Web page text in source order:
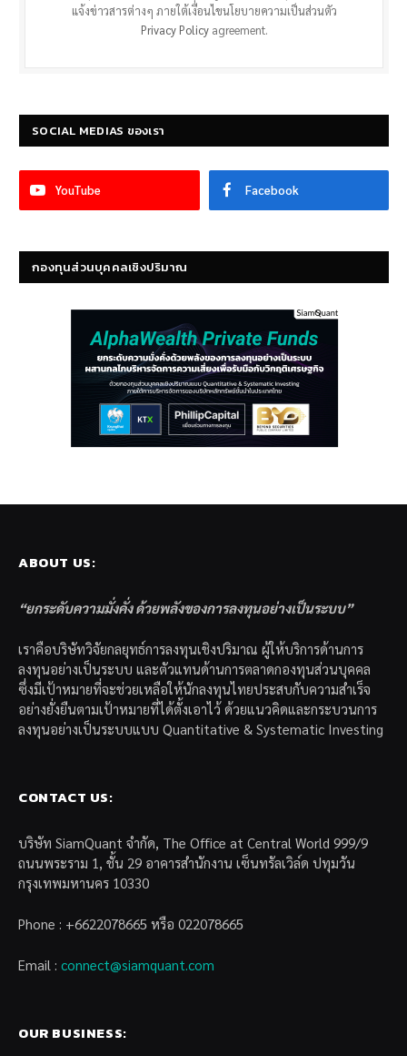
แจ้งข่าวสารต่างๆ ภายใต้เงื่อนไขนโยบายความเป็นส่วนตัว
Privacy Policyagreement.
SOCIAL MEDIAS ของเรา
YouTube Facebook
กองทุนส่วนบุคคลเชิงปริมาณ
ABOUT US:
“ยกระดับความมั่งคั่ง ด้วยพลังของการลงทุนอย่างเป็นระบบ”
เราคือบริษัทวิจัยกลยุทธ์การลงทุนเชิงปริมาณ ผู้ให้บริการด้านการ
ลงทุนอย่างเป็นระบบ และตัวแทนด้านการตลาดกองทุนส่วนบุคคล
ซึ่งมีเป้าหมายที่จะช่วยเหลือให้นักลงทุนไทยประสบกับความสำเร็จ
อย่างยั่งยืนตามเป้าหมายที่ได้ตั้งเอาไว้ ด้วยแนวคิดและกระบวนการ
ลงทุนอย่างเป็นระบบแบบ Quantitative & Systematic Investing
CONTACT US:
บริษัท SiamQuant จำกัด, The Office at Central World 999/9
ถนนพระราม 1, ชั้น 29 อาคารสำนักงาน เซ็นทรัลเวิล์ด ปทุมวัน
กรุงเทพมหานคร 10330
Phone : +6622078665 หรือ 022078665
Email : connect@siamquant.com
OUR BUSINESS: